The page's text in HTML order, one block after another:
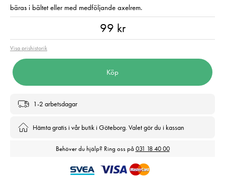
bäras i bältet eller med medföljande axelrem.
99 kr
Visa prishistorik
Köp
1-2 arbetsdagar
Hämta gratis i vår butik i Göteborg. Valet gör du i kassan
Behöver du hjälp? Ring oss på 031 18 40 00